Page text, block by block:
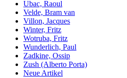
Ubac, Raoul
Velde, Bram van
Villon, Jacques
Winter, Fritz
Wotruba, Fritz
Wunderlich, Paul
Zadkine, Ossip
Zush (Alberto Porta)
Neue Artikel